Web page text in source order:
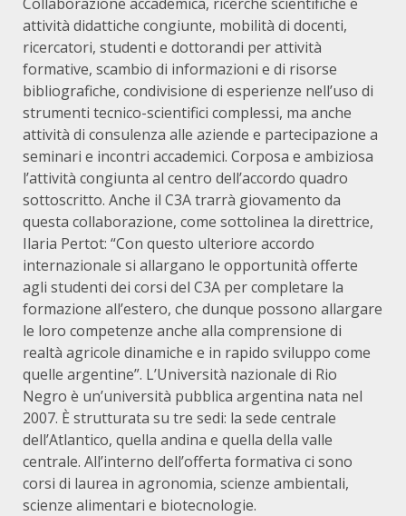
attività didattiche congiunte, mobilità di docenti,
ricercatori, studenti e dottorandi per attività
formative, scambio di informazioni e di risorse
bibliografiche, condivisione di esperienze nell’uso di
strumenti tecnico-scientifici complessi, ma anche
attività di consulenza alle aziende e partecipazione a
seminari e incontri accademici. Corposa e ambiziosa
l’attività congiunta al centro dell’accordo quadro
sottoscritto. Anche il C3A trarrà giovamento da
questa collaborazione, come sottolinea la direttrice,
Ilaria Pertot: “Con questo ulteriore accordo
internazionale si allargano le opportunità offerte
agli studenti dei corsi del C3A per completare la
formazione all’estero, che dunque possono allargare
le loro competenze anche alla comprensione di
realtà agricole dinamiche e in rapido sviluppo come
quelle argentine”. L’Università nazionale di Rio
Negro è un’università pubblica argentina nata nel
2007. È strutturata su tre sedi: la sede centrale
dell’Atlantico, quella andina e quella della valle
centrale. All’interno dell’offerta formativa ci sono
corsi di laurea in agronomia, scienze ambientali,
scienze alimentari e biotecnologie.